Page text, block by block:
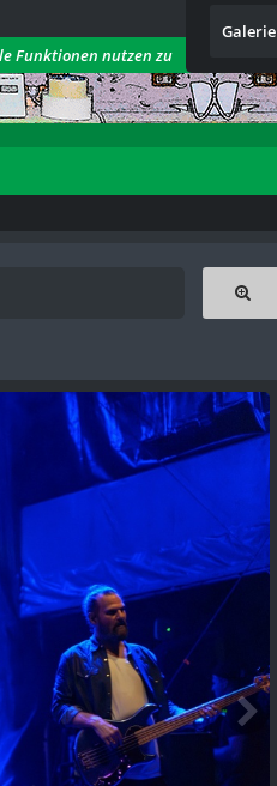
Galerie
Funktionen nutzen zu